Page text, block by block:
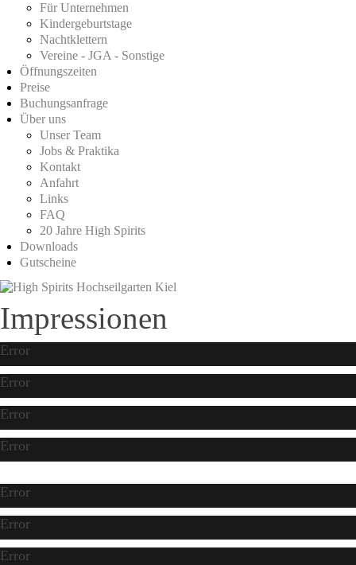
Für Unternehmen
Kindergeburtstage
Nachtklettern
Vereine - JGA - Sonstige
Öffnungszeiten
Preise
Buchungsanfrage
Über uns
Unser Team
Jobs & Praktika
Kontakt
Anfahrt
Links
FAQ
20 Jahre High Spirits
Downloads
Gutscheine
Impressionen
Error
Error
Error
Error
Error
Error
Error